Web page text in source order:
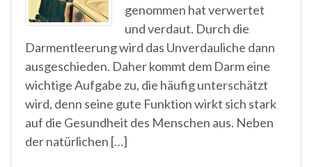
genommen hat verwertet
und verdaut. Durch die
Darmentleerung wird das Unverdauliche dann
ausgeschieden. Daher kommt dem Darm eine
wichtige Aufgabe zu, die häufig unterschätzt
wird, denn seine gute Funktion wirkt sich stark
auf die Gesundheit des Menschen aus. Neben
der natürlichen […]